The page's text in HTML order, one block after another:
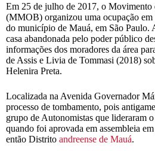
Em 25 de julho de 2017, o
(MMOB) organizou uma ocupação em
do município de Mauá, em São Paulo.
casa abandonada pelo poder público
informações dos moradores da área
de Assis e Livia de Tommasi (2018)
Helenira Preta.
Localizada na Avenida Governador
processo de tombamento, pois
grupo de Autonomistas que lideraram
quando foi aprovada em assembleia
então Distrito andreense de Mauá.